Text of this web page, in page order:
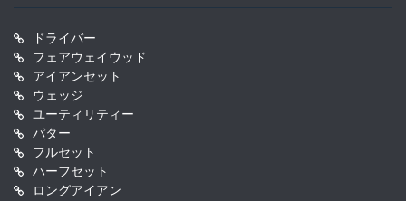
ドライバー
フェアウェイウッド
アイアンセット
ウェッジ
ユーティリティー
パター
フルセット
ハーフセット
ロングアイアン